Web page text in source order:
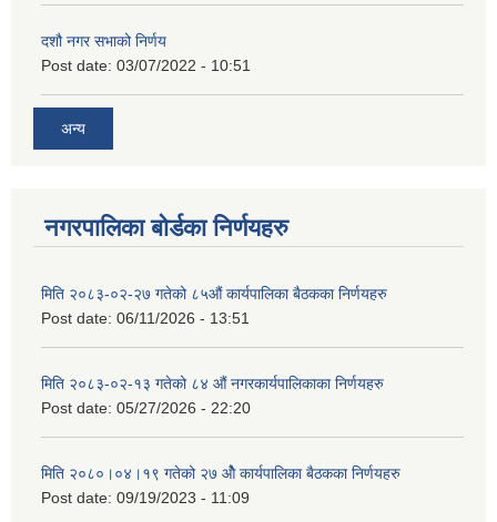
दशौ नगर सभाको निर्णय
Post date: 03/07/2022 - 10:51
अन्य
नगरपालिका बोर्डका निर्णयहरु
मिति २०८३-०२-२७ गतेको ८५औं कार्यपालिका बैठकका निर्णयहरु
Post date: 06/11/2026 - 13:51
मिति २०८३-०२-१३ गतेको ८४ औं नगरकार्यपालिकाका निर्णयहरु
Post date: 05/27/2026 - 22:20
मिति २०८०।०४।१९ गतेको २७ ‌‍‌ओेै कार्यपालिका बैठकका निर्णयहरु
Post date: 09/19/2023 - 11:09